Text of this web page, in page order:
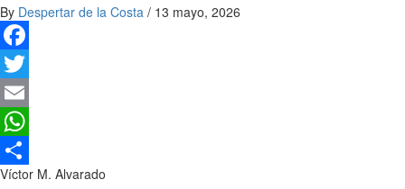
By Despertar de la Costa / 13 mayo, 2026
Facebook
Twitter
Email
WhatsApp
Compartir
Víctor M. Alvarado